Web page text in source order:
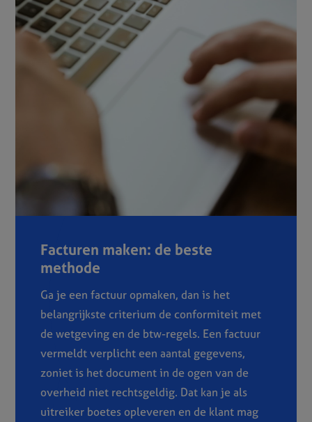
Facturen maken: de beste
methode
Ga je een factuur opmaken, dan is het
belangrijkste criterium de conformiteit met
de wetgeving en de btw-regels. Een factuur
vermeldt verplicht een aantal gegevens,
zoniet is het document in de ogen van de
overheid niet rechtsgeldig. Dat kan je als
uitreiker boetes opleveren en de klant mag